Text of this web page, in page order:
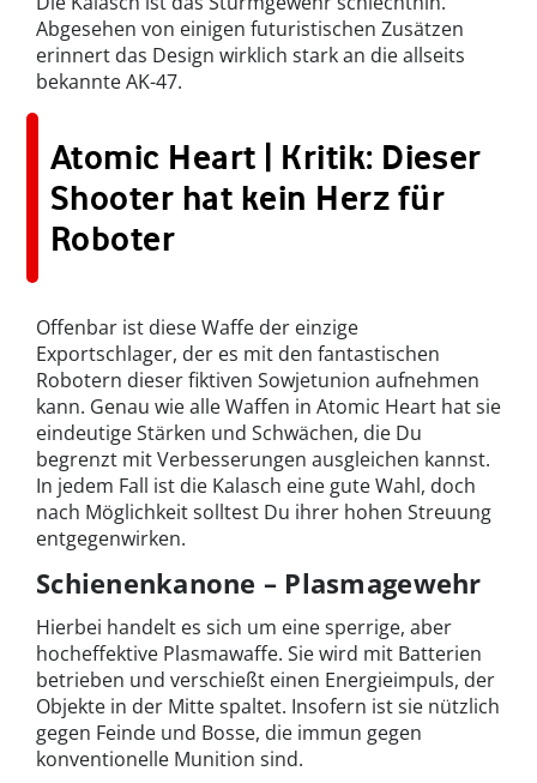
Abgesehen von einigen futuristischen Zusätzen
erinnert das Design wirklich stark an die allseits
bekannte AK-47.
Atomic Heart | Kritik: Dieser
Shooter hat kein Herz für
Roboter
Offenbar ist diese Waffe der einzige
Exportschlager, der es mit den fantastischen
Robotern dieser fiktiven Sowjetunion aufnehmen
kann. Genau wie alle Waffen in Atomic Heart hat sie
eindeutige Stärken und Schwächen, die Du
begrenzt mit Verbesserungen ausgleichen kannst.
In jedem Fall ist die Kalasch eine gute Wahl, doch
nach Möglichkeit solltest Du ihrer hohen Streuung
entgegenwirken.
Schienenkanone – Plasmagewehr
Hierbei handelt es sich um eine sperrige, aber
hocheffektive Plasmawaffe. Sie wird mit Batterien
betrieben und verschießt einen Energieimpuls, der
Objekte in der Mitte spaltet. Insofern ist sie nützlich
gegen Feinde und Bosse, die immun gegen
konventionelle Munition sind.